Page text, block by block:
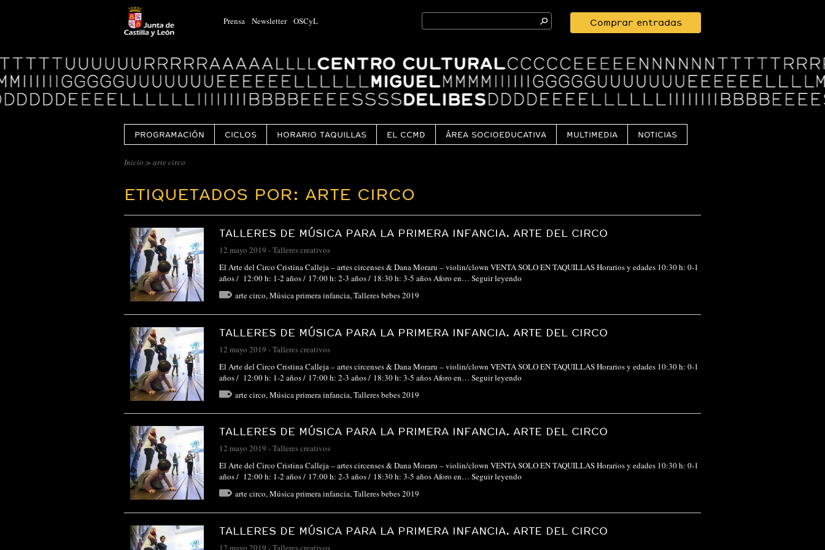
Prensa Newsletter OSCyL
Search
for:
Comprar entradas
Logo
Centro
Cultural
Miguel
Delibes
PROGRAMACIÓN CICLOS HORARIO TAQUILLAS EL CCMD ÁREA SOCIOEDUCATIVA MULTIMEDIA NOTICIAS
Inicio > arte circo
ETIQUETADOS POR: ARTE CIRCO
TALLERES DE MÚSICA PARA LA PRIMERA INFANCIA. ARTE DEL CIRCO
12 mayo 2019 -Talleres creativos
El Arte del Circo Cristina Calleja – artes circenses & Dana Moraru – violin/clown VENTA SOLO EN TAQUILLAS Horarios y edades 10:30 h: 0-1
años / 12:00 h: 1-2 años / 17:00 h: 2-3 años / 18:30 h: 3-5 años Aforo en… Seguir leyendo
arte circo,Música primera infancia,Talleres bebes 2019
TALLERES DE MÚSICA PARA LA PRIMERA INFANCIA. ARTE DEL CIRCO
12 mayo 2019 -Talleres creativos
El Arte del Circo Cristina Calleja – artes circenses & Dana Moraru – violin/clown VENTA SOLO EN TAQUILLAS Horarios y edades 10:30 h: 0-1
años / 12:00 h: 1-2 años / 17:00 h: 2-3 años / 18:30 h: 3-5 años Aforo en… Seguir leyendo
arte circo, Música primera infancia, Talleres bebes 2019
TALLERES DE MÚSICA PARA LA PRIMERA INFANCIA. ARTE DEL CIRCO
12 mayo 2019 -Talleres creativos
El Arte del Circo Cristina Calleja – artes circenses & Dana Moraru – violin/clown VENTA SOLO EN TAQUILLAS Horarios y edades 10:30 h: 0-1
años / 12:00 h: 1-2 años / 17:00 h: 2-3 años / 18:30 h: 3-5 años Aforo en… Seguir leyendo
arte circo,Música primera infancia,Talleres bebes 2019
TALLERES DE MÚSICA PARA LA PRIMERA INFANCIA. ARTE DEL CIRCO
12 mayo 2019 -Talleres creativos